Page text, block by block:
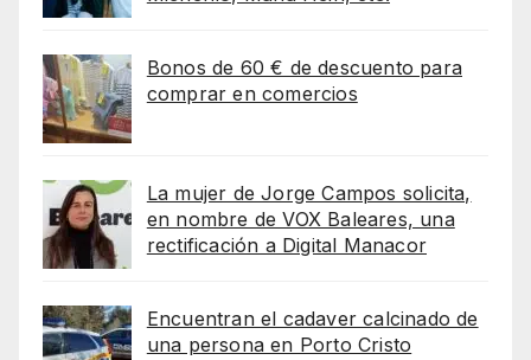
Bonos de 60 € de descuento para
comprar en comercios
La mujer de Jorge Campos solicita,
en nombre de VOX Baleares, una
rectificación a Digital Manacor
Encuentran el cadaver calcinado de
una persona en Porto Cristo